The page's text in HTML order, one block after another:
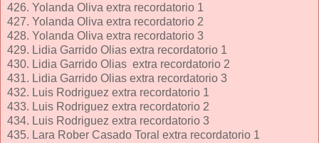
426. Yolanda Oliva extra recordatorio 1
427. Yolanda Oliva extra recordatorio 2
428. Yolanda Oliva extra recordatorio 3
429. Lidia Garrido Olias extra recordatorio 1
430. Lidia Garrido Olias extra recordatorio 2
431. Lidia Garrido Olias extra recordatorio 3
432. Luis Rodriguez extra recordatorio 1
433. Luis Rodriguez extra recordatorio 2
434. Luis Rodriguez extra recordatorio 3
435. Lara Rober Casado Toral extra recordatorio 1